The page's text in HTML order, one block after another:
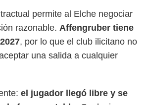
permite al Elche negociar
razonable. Affengruber tiene
, por lo que el club ilicitano no
una salida a cualquier
el jugador llegó libre y se